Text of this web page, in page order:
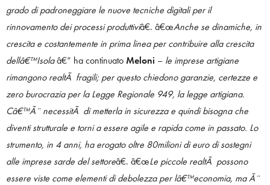
grado di padroneggiare le nuove tecniche digitali per il
rinnovamento dei processi produttiviâ€. â€œAnche se dinamiche, in
crescita e costantemente in prima linea per contribuire alla crescita
dellâ€™Isolaâ€“ ha continuatoMeloni – le imprese artigiane
rimangono realtÃ fragili; per questo chiedono garanzie, certezze e
zero burocrazia per la Legge Regionale 949, la legge artigiana.
Câ€™Ã¨ necessitÃ di metterla in sicurezza e quindi bisogna che
diventi strutturale e torni a essere agile e rapida come in passato. Lo
strumento, in 4 anni, ha erogato oltre 80milioni di euro di sostegni
alle imprese sarde del settoreâ€. â€œLe piccole realtÃ possono
essere viste come elementi di debolezza per lâ€™economia, ma Ã¨